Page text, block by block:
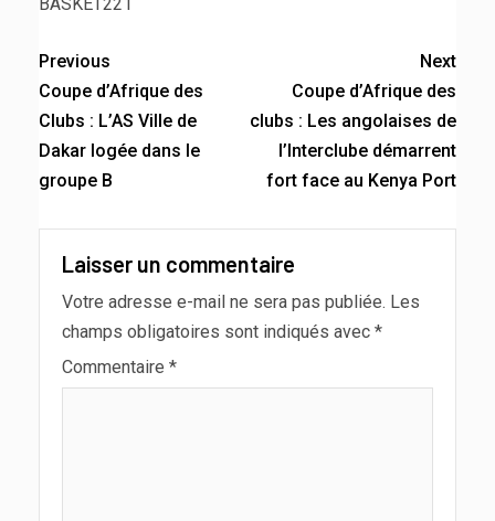
BASKET221
Previous
Coupe d’Afrique des
Clubs : L’AS Ville de
Dakar logée dans le
groupe B
Next
Coupe d’Afrique des
clubs : Les angolaises de
l’Interclube démarrent
fort face au Kenya Port
Laisser un commentaire
Votre adresse e-mail ne sera pas publiée. Les
champs obligatoires sont indiqués avec *
Commentaire *